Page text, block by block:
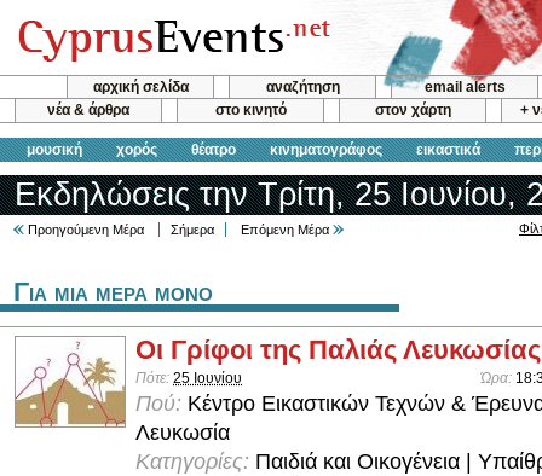
αρχική σελίδα αναζήτηση
email alerts
νέα & άρθρα
στο κινητό στον χάρτη +
μουσική χορός θέατρο κινηματογράφος εικαστικά
Εκδηλώσεις την Τρίτη, 25 Ιουνίου,
Προηγούμενη Μέρα Σήμερα Επόμενη Μέρα
Για μια μερα μονο
Οι Γρίφοι της Παλιάς Λευκωσίας
Πότε: 25 Ιουνίου Ώρα:
Πού: Κέντρο Εικαστικών Τεχνών &
Λευκωσία
Κατηγορίες: Παιδιά και Οικογένεια |